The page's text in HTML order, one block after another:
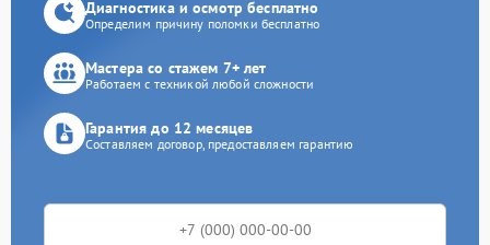
Диагностика и осмотр бесплатно
Определим причину поломки бесплатно
Мастера со стажем 7+ лет
Работаем с техникой любой сложности
Гарантия до 12 месяцев
Составляем договор, предоставляем гарантию